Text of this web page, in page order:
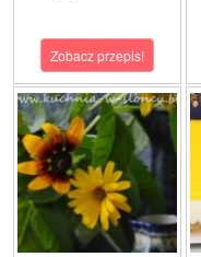
Zobacz przepis!